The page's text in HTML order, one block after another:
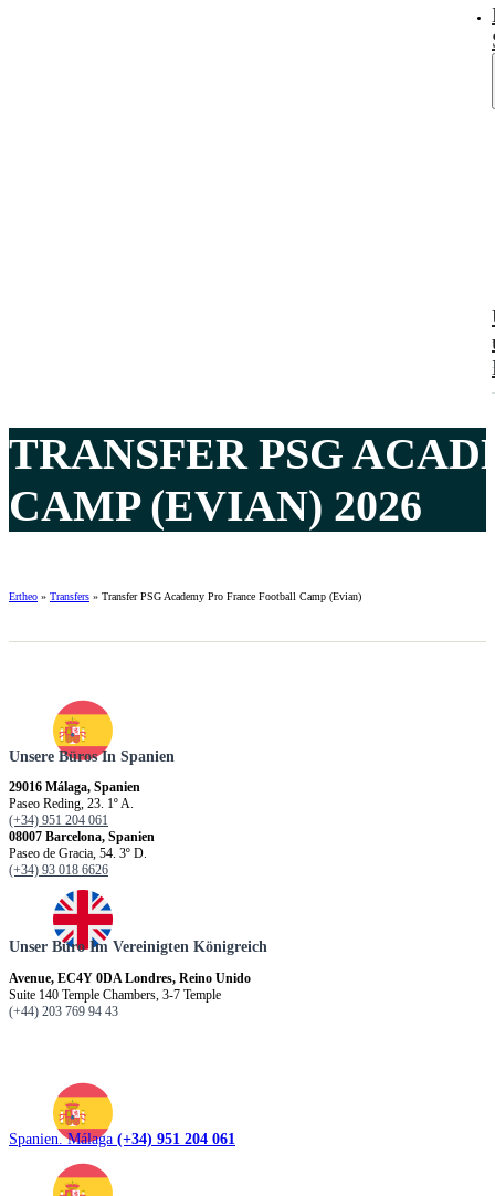
TRANSFER PSG
CAMP (EVIAN) 2026
Ertheo » Transfers » Transfer PSG Academy Pro France Football Camp (Evian)
Unsere Büros In Spanien
29016 Málaga, Spanien
Paseo Reding, 23. 1º A.
(+34) 951 204 061
08007 Barcelona, Spanien
Paseo de Gracia, 54. 3º D.
(+34) 93 018 6626
Unser Büro Im Vereinigten Königreich
Avenue, EC4Y 0DA Londres, Reino Unido
Suite 140 Temple Chambers, 3-7 Temple
(+44) 203 769 94 43
Spanien. Málaga (+34) 951 204 061